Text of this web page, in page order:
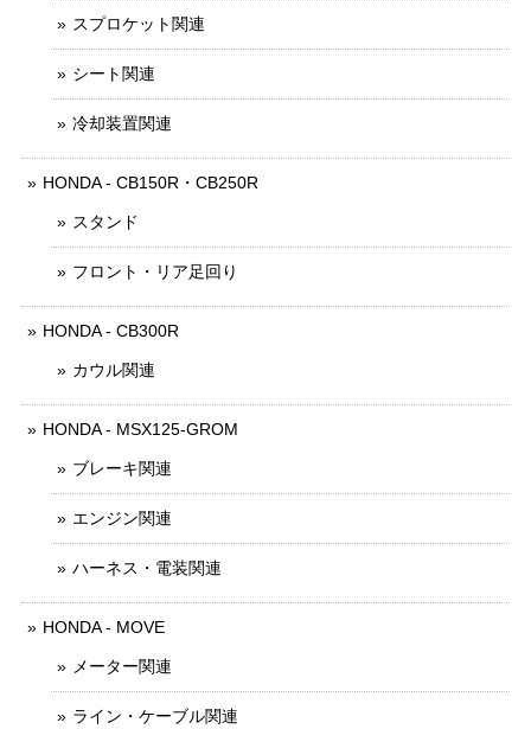
スプロケット関連
シート関連
冷却装置関連
HONDA - CB150R・CB250R
スタンド
フロント・リア足回り
HONDA - CB300R
カウル関連
HONDA - MSX125-GROM
ブレーキ関連
エンジン関連
ハーネス・電装関連
HONDA - MOVE
メーター関連
ライン・ケーブル関連